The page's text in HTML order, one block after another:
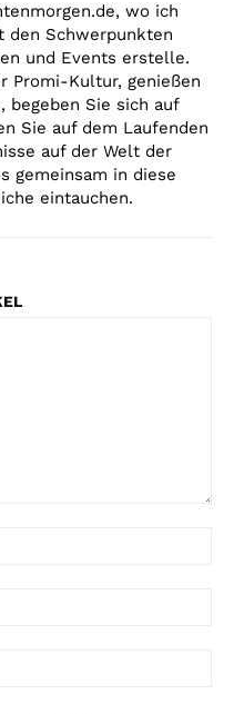
wo ich
den Schwerpunkten
und Events erstelle.
Promi-Kultur, genießen
begeben Sie sich auf
Sie auf dem Laufenden
auf der Welt der
gemeinsam in diese
eintauchen.